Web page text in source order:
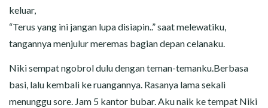
keluar,
“Terus yang ini jangan lupa disiapin..” saat melewatiku,
tangannya menjulur meremas bagian depan celanaku.
Niki sempat ngobrol dulu dengan teman-temanku.Berbasa
basi, lalu kembali ke ruangannya. Rasanya lama sekali
menunggu sore. Jam 5 kantor bubar. Aku naik ke tempat Niki